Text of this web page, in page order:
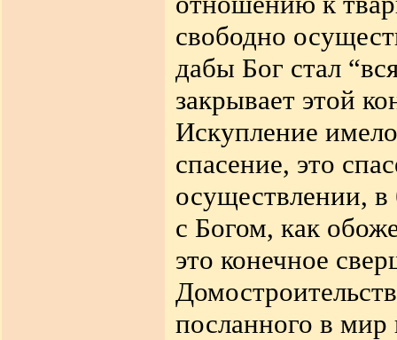
свободно
дабы Бог стал
закрывает этой
Искупление
спасение, это
осуществлении,
с Богом, как
это конечное
посланного в